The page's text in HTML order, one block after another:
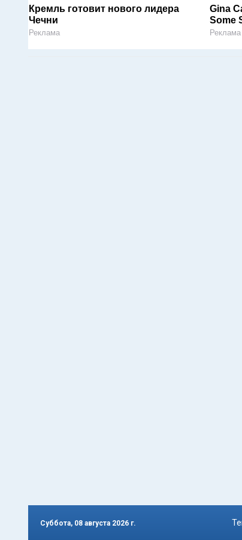
Кремль готовит нового лидера
Чечни
Реклама
Gina
Some
Реклама
Суббота, 08 августа 2026 г.